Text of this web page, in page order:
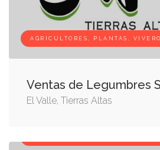
AGRICULTORES, PLANTAS,
Ventas de Legumbres
El Valle, Tierras Altas